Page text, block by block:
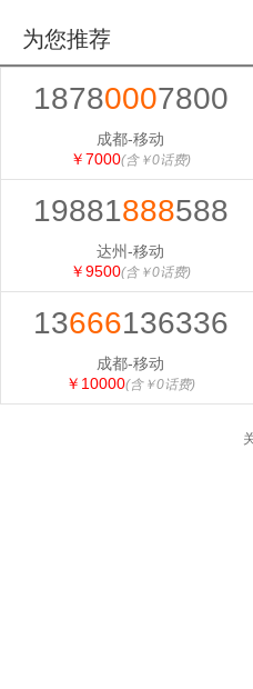
为您推荐
18780007800
成都-移动
￥7000(含￥0话费)
19881888588
达州-移动
￥9500(含￥0话费)
13666136336
成都-移动
￥10000(含￥0话费)